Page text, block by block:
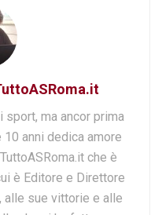
ma ancor prima
anni dedica amore
che è
è Editore e Direttore
alle sue vittorie e alle